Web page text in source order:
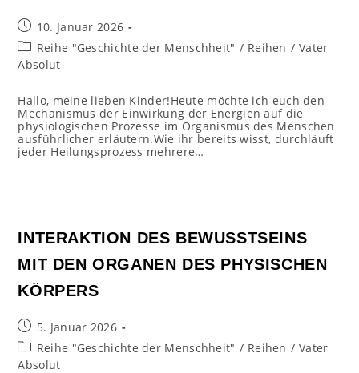
Beitrag
veröffentlicht:
10. Januar 2026
Beitrags-
Kategorie:
Reihe "Geschichte der Menschheit" / Reihen / Vater
Absolut
Hallo, meine lieben Kinder!Heute möchte ich euch den
Mechanismus der Einwirkung der Energien auf die
physiologischen Prozesse im Organismus des Menschen
ausführlicher erläutern.Wie ihr bereits wisst, durchläuft
jeder Heilungsprozess mehrere…
INTERAKTION DES BEWUSSTSEINS
MIT DEN ORGANEN DES PHYSISCHEN
KÖRPERS
Beitrag
veröffentlicht:
5. Januar 2026
Beitrags-
Kategorie:
Reihe "Geschichte der Menschheit" / Reihen / Vater
Absolut